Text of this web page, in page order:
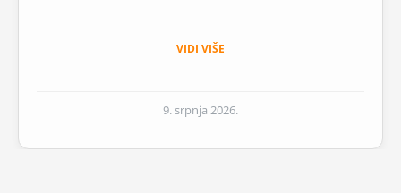
VIDI VIŠE
9. srpnja 2026.